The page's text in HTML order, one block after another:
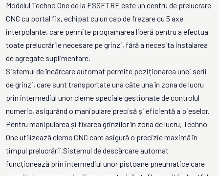
Modelul Techno One de la ESSETRE este un centru de prelucrare
CNC cu portal fix, echipat cu un cap de frezare cu 5 axe
interpolante, care permite programarea liberă pentru a efectua
toate prelucrările necesare pe grinzi, fără a necesita instalarea
de agregate suplimentare.
Sistemul de încărcare automat permite poziționarea unei serii
de grinzi, care sunt transportate una câte una în zona de lucru
prin intermediul unor cleme speciale gestionate de controlul
numeric, asigurând o manipulare precisă și eficientă a pieselor.
Pentru manipularea și fixarea grinzilor în zona de lucru, Techno
One utilizează cleme CNC care asigură o precizie maximă în
timpul prelucrării.Sistemul de descărcare automat
funcționează prin intermediul unor pistoane pneumatice care